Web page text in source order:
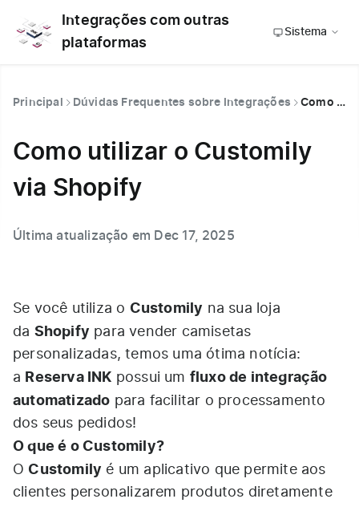
Integrações com outras
plataformas
Sistema
Principal Dúvidas Frequentes sobre Integrações Como utilizar o Customily via Shopify
Como utilizar o Customily
via Shopify
Última atualização em Dec 17, 2025
Se você utiliza o Customily na sua loja
da Shopify para vender camisetas
personalizadas, temos uma ótima notícia:
a Reserva INK possui um fluxo de integração
automatizado para facilitar o processamento
dos seus pedidos!
O que é o Customily?
O Customily é um aplicativo que permite aos
clientes personalizarem produtos diretamente